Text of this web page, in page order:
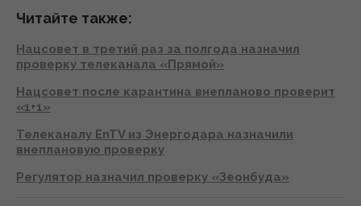
Читайте также:
Нацсовет в третий раз за полгода назначил
проверку телеканала «Прямой»
Нацсовет после карантина внепланово проверит
«1+1»
Телеканалу EnTV из Энергодара назначили
внеплановую проверку
Регулятор назначил проверку «Зеонбуда»